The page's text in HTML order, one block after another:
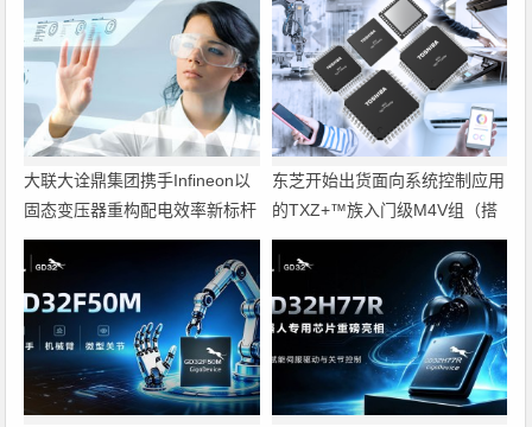
大联大诠鼎集团携手Infineon以
固态变压器重构配电效率新标杆
东芝开始出货面向系统控制应用
的TXZ+™族入门级M4V组（搭
载Arm Cortex‑M4内核的标准微
控制器）工程样品